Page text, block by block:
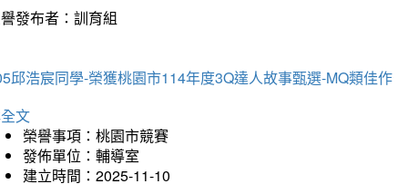
發布者：訓育組
邱浩宸同學-榮獲桃園市114年度3Q達人故事甄選-MQ類佳作
文
榮譽事項：桃園市競賽
發佈單位：輔導室
建立時間：2025-11-10